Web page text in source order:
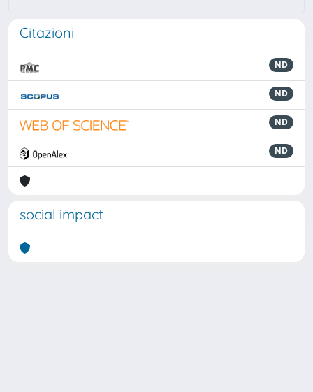
Citazioni
ND
ND
ND
ND
social impact